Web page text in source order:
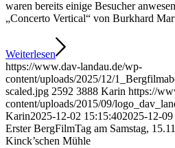
waren bereits einige Besucher
„Concerto Vertical“ von Burkhard
Weiterlesen
https://www.dav-landau.de/wp-
content/uploads/2025/12/
scaled.jpg 2592 3888 Karin https://
content/uploads/2015/09/
Karin2025-12-02 15:15:402025-12-
Erster BergFilmTag am Samstag,
Kinck’schen Mühle